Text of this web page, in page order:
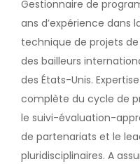
Gestionnaire de
ans d’expérience dans
technique de projets
des bailleurs
des États-Unis.
complète du cycle de
le suivi-évaluation-
de partenariats et le
pluridisciplinaires. A